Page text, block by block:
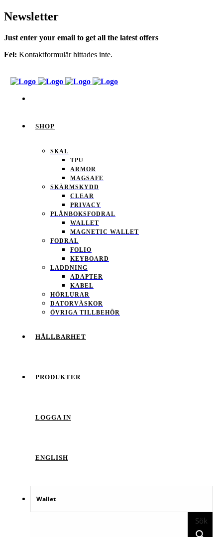
Newsletter
Just enter your email to get all the latest offers
Fel: Kontaktformulär hittades inte.
SHOP
SKAL
TPU
ARMOR
MAGSAFE
SKÄRMSKYDD
CLEAR
PRIVACY
PLÅNBOKSFODRAL
WALLET
MAGNETIC WALLET
FODRAL
FOLIO
KEYBOARD
LADDNING
ADAPTER
KABEL
HÖRLURAR
DATORVÄSKOR
ÖVRIGA TILLBEHÖR
HÅLLBARHET
PRODUKTER
LOGGA IN
ENGLISH
Sök